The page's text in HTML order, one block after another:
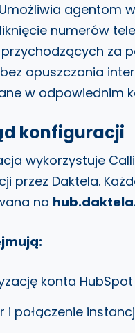
agentom
numerów
przychodzących za
opuszczania
w odpowiednim
konfiguracji
wykorzystuje
przez Daktela.
na
konta
i połączenie